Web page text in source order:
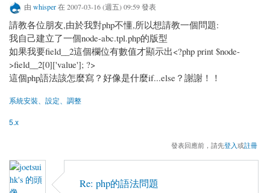
由 whisper在 2007-03-16 (週五) 09:59 發表
請教各位朋友,由於我對php不懂,所以想請教一個問題:
我自己建立了一個node-abc.tpl.php的版型
如果我要field__2這個欄位有數值才顯示出<?php print $node-
>field__2[0]['value']; ?>
這個php語法該怎麼寫？好像是什麼if...else？謝謝！！
系統安裝、設定、調整
5.x
發表回應前，請先登入或註冊
Re: php的語法問題